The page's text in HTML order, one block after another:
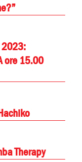
ore 15.00
Therapy